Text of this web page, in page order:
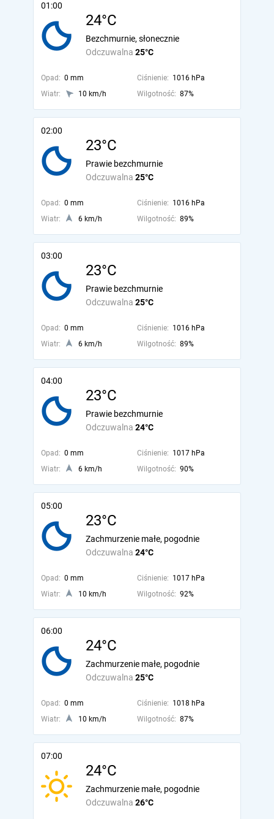
01:00
24°C
Odczuwalna 25°C
Bezchmurnie, słonecznie
Opad: 0 mm Ciśnienie: 1016 hPa
Wiatr:
10 km/h Wilgotność: 87%
02:00
23°C
Odczuwalna 25°C
Prawie bezchmurnie
Opad: 0 mm Ciśnienie: 1016 hPa
Wiatr:
6 km/h Wilgotność: 89%
03:00
23°C
Odczuwalna 25°C
Prawie bezchmurnie
Opad: 0 mm Ciśnienie: 1016 hPa
Wiatr:
6 km/h Wilgotność: 89%
04:00
23°C
Odczuwalna 24°C
Prawie bezchmurnie
Opad: 0 mm Ciśnienie: 1017 hPa
Wiatr:
6 km/h Wilgotność: 90%
05:00
23°C
Odczuwalna 24°C
Zachmurzenie małe, pogodnie
Opad: 0 mm Ciśnienie: 1017 hPa
Wiatr:
10 km/h Wilgotność: 92%
06:00
24°C
Odczuwalna 25°C
Zachmurzenie małe, pogodnie
Opad: 0 mm Ciśnienie: 1018 hPa
Wiatr:
10 km/h Wilgotność: 87%
07:00
24°C
Odczuwalna 26°C
Zachmurzenie małe, pogodnie